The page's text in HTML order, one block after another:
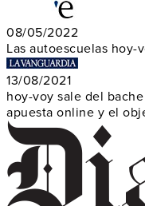
08/05/2022
Las autoescuelas
13/08/2021
hoy-voy sale del
apuesta online y el